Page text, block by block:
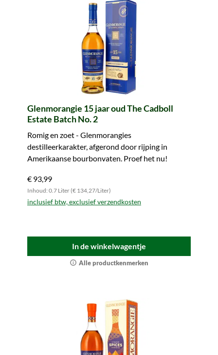
Glenmorangie 15 jaar oud The Cadboll
Estate Batch No. 2
Romig en zoet - Glenmorangies
destilleerkarakter, afgerond door rijping in
Amerikaanse bourbonvaten. Proef het nu!
€ 93,99
Inhoud: 0.7 Liter (€ 134,27/Liter)
inclusief btw, exclusief verzendkosten
In de winkelwagentje
Alle productkenmerken